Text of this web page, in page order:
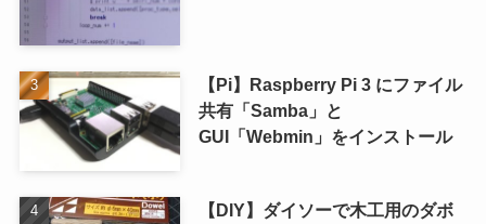
【Pi】Raspberry Pi 3 にファイル
共有「Samba」と
GUI「Webmin」をインストール
【DIY】ダイソーで木工用のダボ